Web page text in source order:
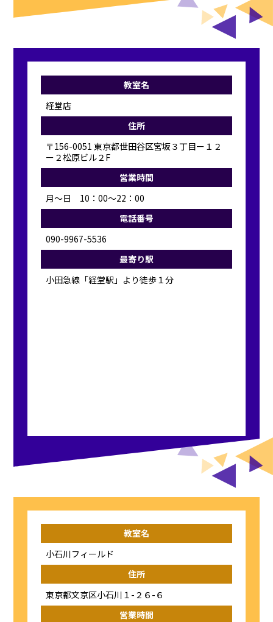
教室名
経堂店
住所
〒156-0051 東京都世田谷区宮坂３丁目ー１２
ー２松原ビル２F
営業時間
月～日 10：00～22：00
電話番号
090-9967-5536
最寄り駅
小田急線「経堂駅」より徒歩１分
教室名
小石川フィールド
住所
東京都文京区小石川１-２６-６
営業時間